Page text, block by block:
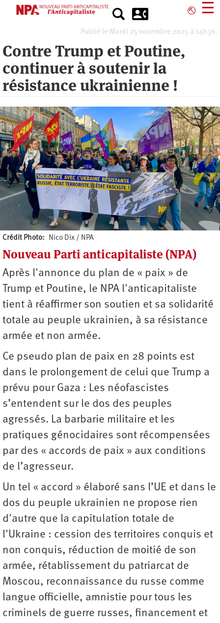
⎋ ☰
Publié le Mardi 25 novembre 2025 à 14h36.
Contre Trump et Poutine,
continuer à soutenir la
résistance ukrainienne !
Crédit Photo
Nico Dix / NPA
Auteur
Nouveau Parti anticapitaliste (NPA)
Après l'annonce du plan de « paix » de
Trump et Poutine, le NPA l'anticapitaliste
tient à réaffirmer son soutien et sa solidarité
totale au peuple ukrainien, à sa résistance
armée et non armée.
Ce pseudo plan de paix en 28 points est
dans le prolongement de celui que Trump a
prévu pour Gaza : Les néofascistes
s’entendent sur le dos des peuples
agressés. La barbarie militaire et les
pratiques génocidaires sont récompensées
par des « accords de paix » aux conditions
de l’agresseur.
Un tel « accord » élaboré sans l’UE et dans le
dos du peuple ukrainien ne propose rien
d'autre que la capitulation totale de
l'Ukraine : cession des territoires conquis et
non conquis, réduction de moitié de son
armée, rétablissement du patriarcat de
Moscou, reconnaissance du russe comme
langue officielle, amnistie pour tous les
criminels de guerre russes, financement et